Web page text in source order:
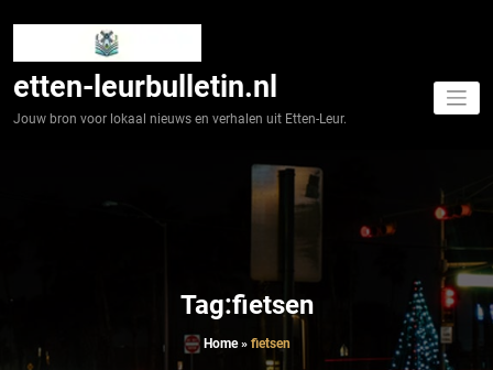
etten-leurbulletin.nl
Jouw bron voor lokaal nieuws en verhalen uit Etten-Leur.
Tag:fietsen
Home» fietsen